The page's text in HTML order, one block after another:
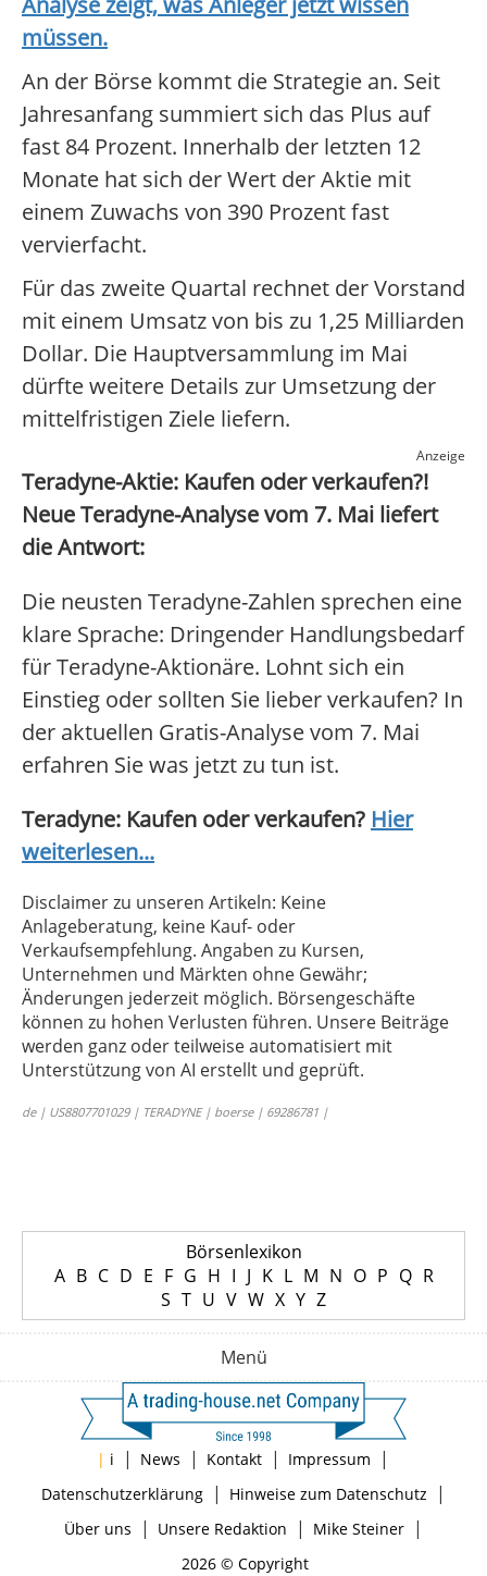
müssen.
An der Börse kommt die Strategie an. Seit
Jahresanfang summiert sich das Plus auf
fast 84 Prozent. Innerhalb der letzten 12
Monate hat sich der Wert der Aktie mit
einem Zuwachs von 390 Prozent fast
vervierfacht.
Für das zweite Quartal rechnet der Vorstand
mit einem Umsatz von bis zu 1,25 Milliarden
Dollar. Die Hauptversammlung im Mai
dürfte weitere Details zur Umsetzung der
mittelfristigen Ziele liefern.
Anzeige
Teradyne-Aktie: Kaufen oder verkaufen?!
Neue Teradyne-Analyse vom 7. Mai liefert
die Antwort:
Die neusten Teradyne-Zahlen sprechen eine
klare Sprache: Dringender Handlungsbedarf
für Teradyne-Aktionäre. Lohnt sich ein
Einstieg oder sollten Sie lieber verkaufen? In
der aktuellen Gratis-Analyse vom 7. Mai
erfahren Sie was jetzt zu tun ist.
Teradyne: Kaufen oder verkaufen? Hier
weiterlesen...
Disclaimer zu unseren Artikeln: Keine
Anlageberatung, keine Kauf- oder
Verkaufsempfehlung. Angaben zu Kursen,
Unternehmen und Märkten ohne Gewähr;
Änderungen jederzeit möglich. Börsengeschäfte
können zu hohen Verlusten führen. Unsere Beiträge
werden ganz oder teilweise automatisiert mit
Unterstützung von AI erstellt und geprüft.
de | US8807701029 | TERADYNE | boerse | 69286781 |
Börsenlexikon
A B C D E F G H I J K L M N O P Q R
S T U V W X Y Z
Menü
| i | News | Kontakt | Impressum |
Datenschutzerklärung| Hinweise zum Datenschutz |
Über uns | Unsere Redaktion | Mike Steiner|
2026 © Copyright